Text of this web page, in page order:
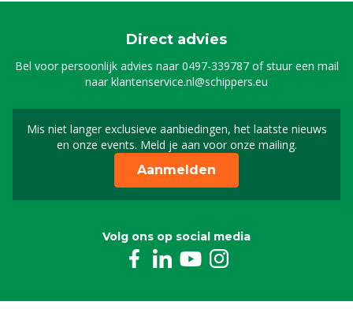
Direct advies
Bel voor persoonlijk advies naar0497-339787of stuur een mail
naarklantenservice.nl@schippers.eu
Mis niet langer exclusieve aanbiedingen, het laatste nieuws
en onze events. Meld je aan voor onze mailing.
Schrijf je in voor onze
Aanmelden
Volg ons op social media